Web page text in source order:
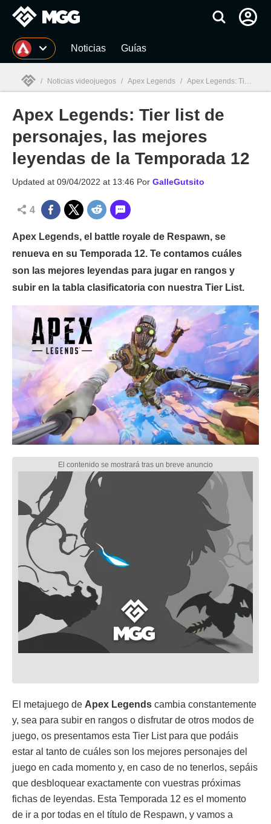
MGG Noticias Guías
MGG
/ Noticias videojuegos / Apex Legends / Apex Legends: Tier list de personajes, las mejores leyendas de la Temporada 12
Apex Legends: Tier list de
personajes, las mejores
leyendas de la Temporada 12
Updated at 09/04/2022 at 13:46 Por GalleGutsito
4
Apex Legends, el battle royale de Respawn, se
renueva en su Temporada 12. Te contamos cuáles
son las mejores leyendas para jugar en rangos y
subir en la tabla clasificatoria con nuestra Tier List.
El metajuego de Apex Legends cambia constantemente
y, sea para subir en rangos o disfrutar de otros modos de
juego, os presentamos esta Tier List para que podáis
estar al tanto de cuáles son los mejores personajes del
juego en cada momento y, en caso de no tenerlos, sepáis
que desbloquear exactamente con vuestras próximas
fichas de leyendas. Esta Temporada 12 es el momento
de ir a por todas en el título de Respawn, y vamos a